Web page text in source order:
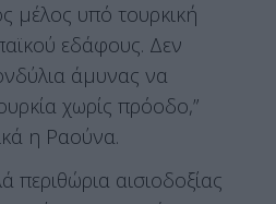
μέλος υπό τουρκική
εδάφους. Δεν
άμυνας να
χωρίς πρόοδο,”
η Ραούνα.
περιθώρια αισιοδοξίας